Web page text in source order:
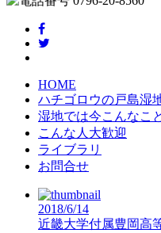
HOME
ハチゴロウの戸島湿
湿地では今こんなこ
こんな人大歓迎
ライブラリ
お問合せ
2018/6/14
近畿大学付属豊岡高